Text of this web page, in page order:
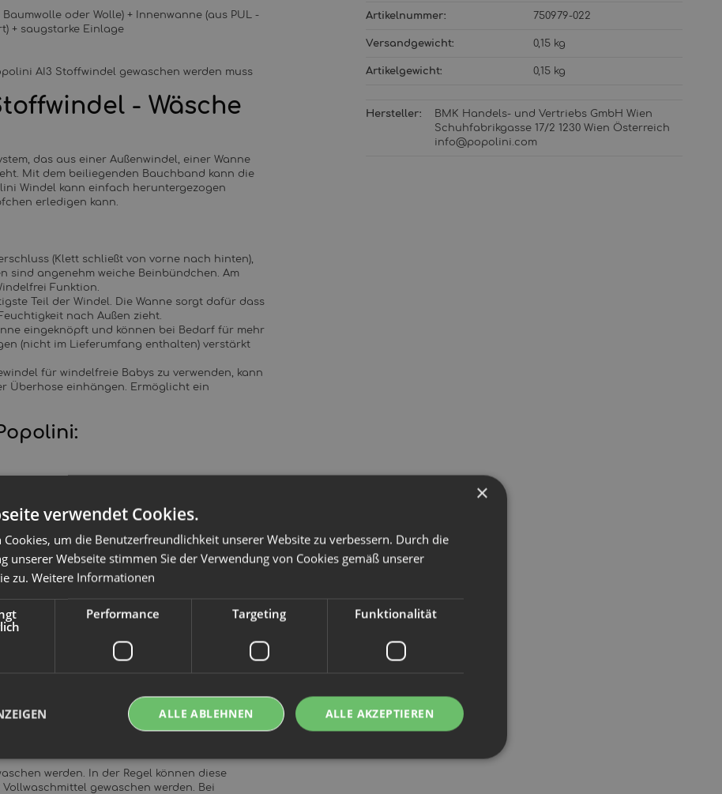
oder Wolle) + Innenwanne (aus PUL -
+ saugstarke Einlage
AI3 Stoffwindel gewaschen werden muss
- Wäsche
das aus einer Außenwindel, einer Wanne
Mit dem beiliegenden Bauchband kann die
Windel kann einfach heruntergezogen
erledigen kann.
(Klett schließt von vorne nach hinten),
sind angenehm weiche Beinbündchen. Am
Funktion.
Teil der Windel. Die Wanne sorgt dafür dass
nach Außen zieht.
eingeknöpft und können bei Bedarf für mehr
(nicht im Lieferumfang enthalten) verstärkt
für windelfreie Babys zu verwenden, kann
Überhose einhängen. Ermöglicht ein
waschen
Materialen gefertigt und sollten dem
Popolini AI3 Stoffwindel liegt eine passende
waschen um die Saugkraft zu aktivieren!
Diese können bei 60°C mit einem
gewaschen werden und sind ebenfalls
werden. In der Regel können diese
gewaschen werden. Bei
Artikelnummer: 750979-022
Versandgewicht‍: 0,15 kg
Artikelgewicht‍: 0,15 kg
Hersteller:
BMK Handels- und Vertriebs GmbH Wien
Schuhfabrikgasse 17/2 1230 Wien Österreich
info@popolini.com
×
verwendet Cookies.
um die Benutzerfreundlichkeit unserer Website zu verbessern. Durch die
unserer Webseite stimmen Sie der Verwendung von Cookies gemäß unserer
zu. Weitere Informationen
Performance Targeting Funktionalität
ALLE AKZEPTIEREN
ALLE ABLEHNEN